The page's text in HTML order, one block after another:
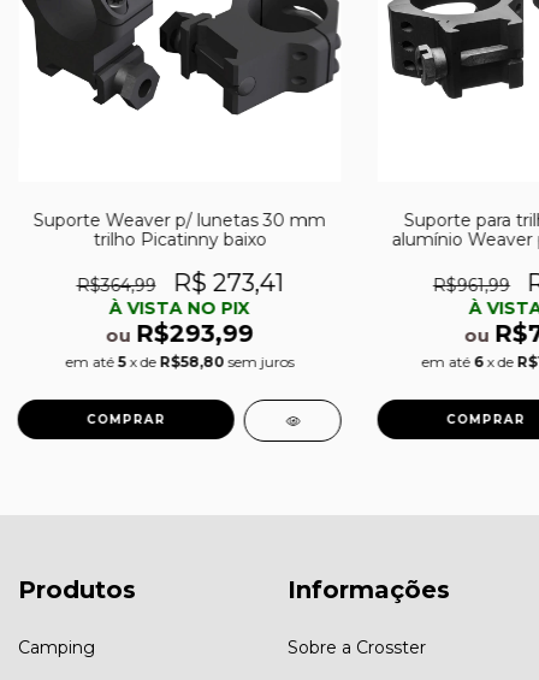
Suporte Weaver p/ lunetas 30 mm
trilho Picatinny baixo
R$364,99 R$ 273,41
À VISTA NO PIX
ou R$293,99
em até5 x de R$58,80 sem juros
Suporte para
alumínio
R$961,99
À
ou
em até 6 x de
Produtos
Camping
Informações
Sobre a Crosster